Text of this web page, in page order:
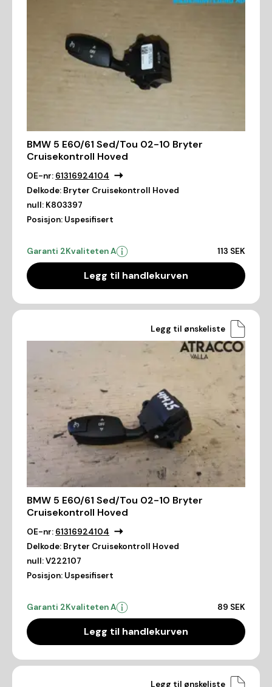
BMW 5 E60/61 Sed/Tou 02-10 Bryter
Cruisekontroll Hoved
OE-nr: 61316924104
Delkode: Bryter Cruisekontroll Hoved
null: K803397
Posisjon: Uspesifisert
Garanti 2Kvaliteten A 113 SEK
Legg til handlekurven
Legg til ønskeliste
BMW 5 E60/61 Sed/Tou 02-10 Bryter
Cruisekontroll Hoved
OE-nr: 61316924104
Delkode: Bryter Cruisekontroll Hoved
null:V222107
Posisjon: Uspesifisert
Garanti 2Kvaliteten A 89 SEK
Legg til handlekurven
Legg til ønskeliste